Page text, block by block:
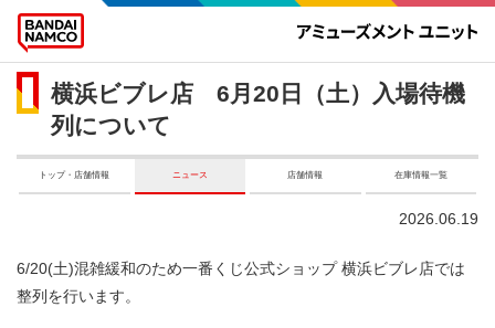
横浜ビブレ店 6月20日（土）入場待機
列について
トップ・店舗情報 ニュース 店舗情報 在庫情報一覧
2026.06.19
6/20(土)混雑緩和のため一番くじ公式ショップ 横浜ビブレ店では
整列を行います。